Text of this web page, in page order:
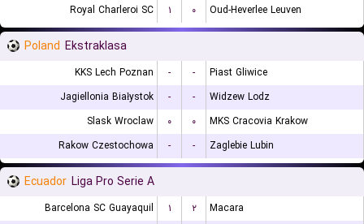
Royal Charleroi SC
۱ ۰ Oud-Heverlee Leuven
Poland Ekstraklasa
KKS Lech Poznan - -
Piast Gliwice
Jagiellonia Białystok
- -
Widzew Lodz
Slask Wroclaw
۰ ۰
MKS Cracovia Krakow
Rakow Czestochowa
- - Zaglebie Lubin
Ecuador Liga Pro Serie A
Barcelona SC Guayaquil ۱ ۲
Macara